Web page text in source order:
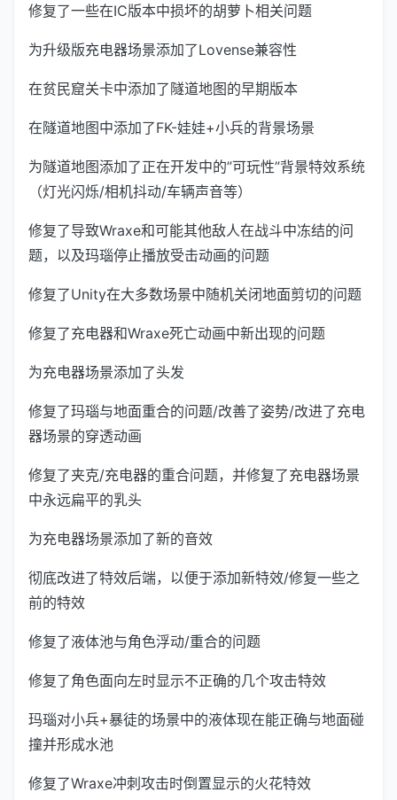
修复了一些在IC版本中损坏的胡萝卜相关问题
为升级版充电器场景添加了Lovense兼容性
在贫民窟关卡中添加了隧道地图的早期版本
在隧道地图中添加了FK-娃娃+小兵的背景场景
为隧道地图添加了正在开发中的”可玩性”背景特效系统
（灯光闪烁/相机抖动/车辆声音等）
修复了导致Wraxe和可能其他敌人在战斗中冻结的问
题，以及玛瑙停止播放受击动画的问题
修复了Unity在大多数场景中随机关闭地面剪切的问题
修复了充电器和Wraxe死亡动画中新出现的问题
为充电器场景添加了头发
修复了玛瑙与地面重合的问题/改善了姿势/改进了充电
器场景的穿透动画
修复了夹克/充电器的重合问题，并修复了充电器场景
中永远扁平的乳头
为充电器场景添加了新的音效
彻底改进了特效后端，以便于添加新特效/修复一些之
前的特效
修复了液体池与角色浮动/重合的问题
修复了角色面向左时显示不正确的几个攻击特效
玛瑙对小兵+暴徒的场景中的液体现在能正确与地面碰
撞并形成水池
修复了Wraxe冲刺攻击时倒置显示的火花特效